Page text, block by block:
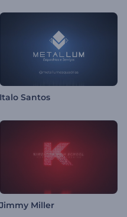
Italo Santos
Jimmy Miller